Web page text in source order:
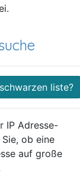
liste?
IP Adresse-
Sie, ob eine
auf große